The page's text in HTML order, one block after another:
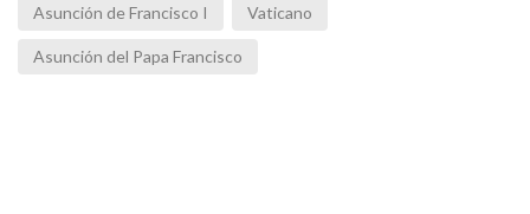
Asunción de Francisco I Vaticano
Asunción del Papa Francisco